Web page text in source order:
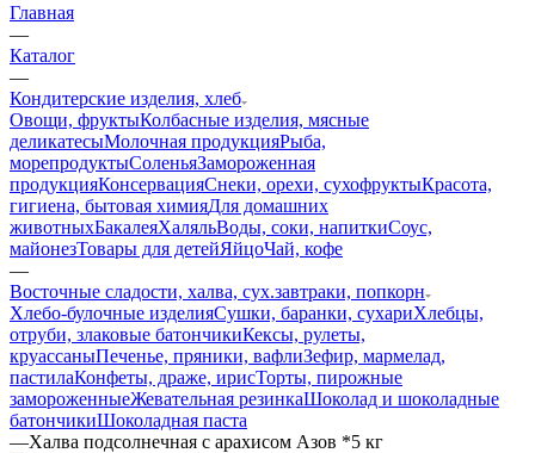
Главная
—
Каталог
—
Кондитерские изделия, хлеб
Овощи, фруктыКолбасные изделия, мясные
деликатесыМолочная продукцияРыба,
морепродуктыСоленьяЗамороженная
продукцияКонсервацияСнеки, орехи, сухофруктыКрасота,
гигиена, бытовая химияДля домашних
животныхБакалеяХаляльВоды, соки, напиткиСоус,
майонезТовары для детейЯйцоЧай, кофе
—
Восточные сладости, халва, сух.завтраки, попкорн
Хлебо-булочные изделияСушки, баранки, сухариХлебцы,
отруби, злаковые батончикиКексы, рулеты,
круассаныПеченье, пряники, вафлиЗефир, мармелад,
пастилаКонфеты, драже, ирисТорты, пирожные
замороженныеЖевательная резинкаШоколад и шоколадные
батончикиШоколадная паста
—Халва подсолнечная с арахисом Азов *5 кг